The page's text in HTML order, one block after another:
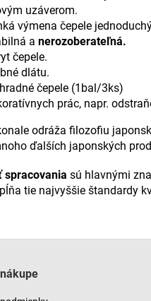
uzáverom.
výmena čepele
a nerozoberateľná.
čepele.
dlátu.
čepele (1bal/3ks)
prác, napr.
odráža filozofiu
ďalších japonských
spracovania sú hlavnými
tie najvyššie štandardy